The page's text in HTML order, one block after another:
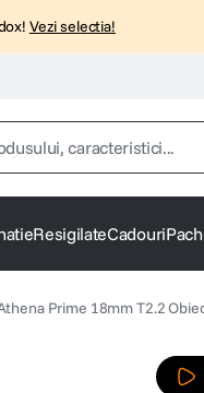
Vezi selectia!
caracteristici...
ResigilateCadouri
Prime 18mm T2.2